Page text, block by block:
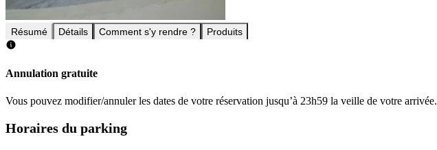
Résumé Détails Comment s'y rendre ? Produits
Annulation gratuite
Vous pouvez modifier/annuler les dates de votre réservation jusqu’à 23h59 la veille de votre arrivée.
Horaires du parking